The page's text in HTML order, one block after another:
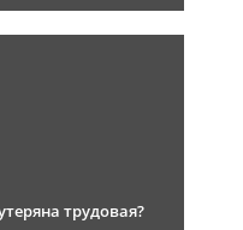
трудовая?